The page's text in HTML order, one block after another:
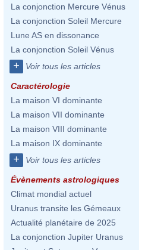
La conjonction Mercure Vénus
La conjonction Soleil Mercure
Lune AS en dissonance
La conjonction Soleil Vénus
+ Voir tous les articles
Caractérologie
La maison VI dominante
La maison VII dominante
La maison VIII dominante
La maison IX dominante
+ Voir tous les articles
Évènements astrologiques
Climat mondial actuel
Uranus transite les Gémeaux
Actualité planétaire de 2025
La conjonction Jupiter Uranus